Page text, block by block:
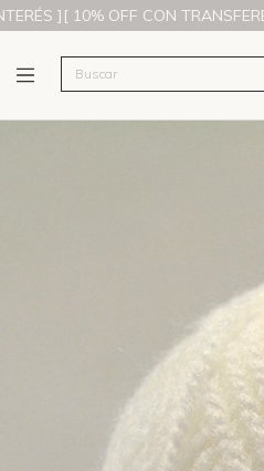
OFF CON TRANSFERENCIA 🚀][